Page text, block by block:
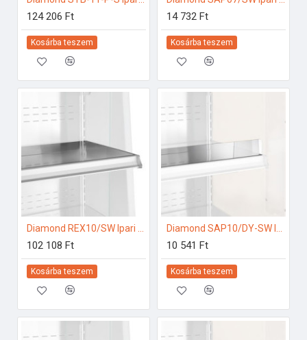
124 206 Ft
Kosárba teszem
14 732 Ft
Kosárba teszem
102 108 Ft
Kosárba teszem
10 541 Ft
Kosárba teszem